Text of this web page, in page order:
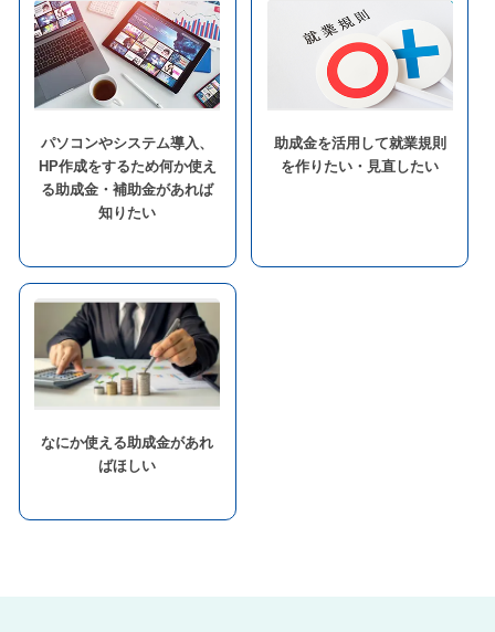
パソコンやシステム導入、
HP作成をするため何か使え
る助成金・補助金があれば
知りたい
助成金を活用して就業規則
を作りたい・見直したい
なにか使える助成金があれ
ばほしい